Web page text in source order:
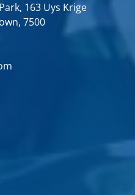
163 Uys Krige
7500